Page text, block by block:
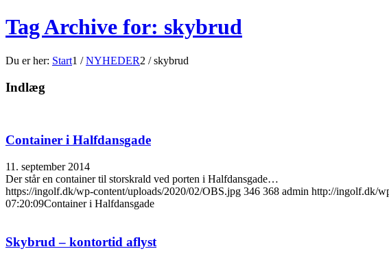
Tag Archive for: skybrud
Du er her: Start1 / NYHEDER2 / skybrud
Indlæg
Container i Halfdansgade
11. september 2014
Der står en container til storskrald ved porten i Halfdansgade…
https://ingolf.dk/wp-content/uploads/2020/02/OBS.jpg 346 368 admin http://ingolf.dk/
07:20:09Container i Halfdansgade
Skybrud – kontortid aflyst